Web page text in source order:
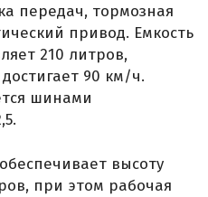
передач, тормозная
привод. Емкость
210 литров,
90 км/ч.
шинами
высоту
при этом рабочая